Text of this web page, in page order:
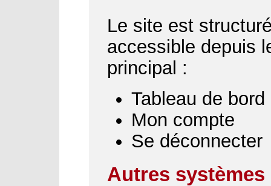
Le site est
accessible depuis
principal :
Tableau de bord
Mon compte
Se déconnecter
Autres